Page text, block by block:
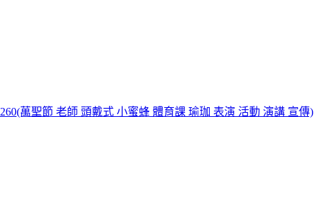
萬聖節 老師 頭戴式 小蜜蜂 體育課 瑜珈 表演 活動 演講 宣傳)